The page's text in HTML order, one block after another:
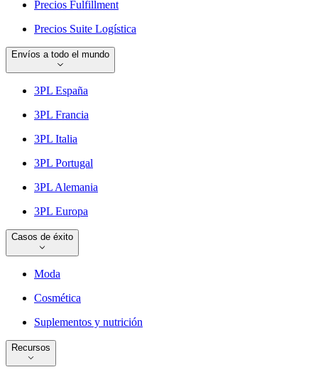
Precios Fulfillment
Precios Suite Logística
Envíos a todo el mundo
3PL España
3PL Francia
3PL Italia
3PL Portugal
3PL Alemania
3PL Europa
Casos de éxito
Moda
Cosmética
Suplementos y nutrición
Recursos